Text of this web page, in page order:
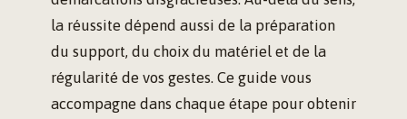
la réussite dépend aussi de la préparation
du support, du choix du matériel et de la
régularité de vos gestes. Ce guide vous
accompagne dans chaque étape pour obtenir